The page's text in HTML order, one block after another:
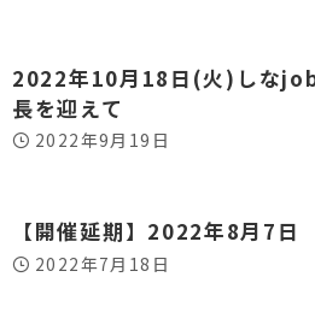
2022年10月18日(火)しな
長を迎えて
2022年9月19日
【開催延期】2022年8月7
2022年7月18日